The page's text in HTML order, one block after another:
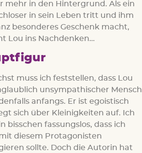
mehr in den Hintergrund. Als ein
in sein Leben tritt und ihm
besonderes Geschenk macht,
Lou ins Nachdenken…
muss ich feststellen, dass Lou
unsympathischer Mensch
anfangs. Er ist egoistisch
sich über Kleinigkeiten auf. Ich
bisschen fassungslos, dass ich
diesem Protagonisten
sollte. Doch die Autorin hat